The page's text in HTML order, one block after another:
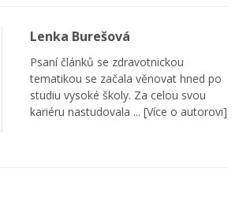
Lenka Burešová
Psaní článků se zdravotnickou
tematikou se začala věnovat hned po
studiu vysoké školy. Za celou svou
kariéru nastudovala ... [Více o autorovi]